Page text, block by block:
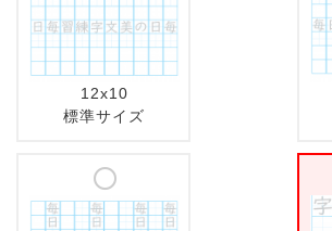
12x10
標準サイズ